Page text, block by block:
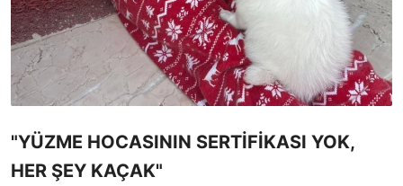
"YÜZME HOCASININ SERTİFİKASI YOK,
HER ŞEY KAÇAK"